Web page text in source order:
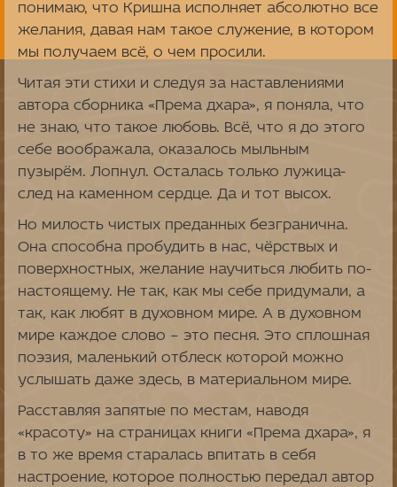
понимаю, что Кришна исполняет абсолютно все
желания, давая нам такое служение, в котором
мы получаем всё, о чем просили.
Читая эти стихи и следуя за наставлениями
автора сборника «Према дхара», я поняла, что
не знаю, что такое любовь. Всё, что я до этого
себе воображала, оказалось мыльным
пузырём. Лопнул. Осталась только лужица-
след на каменном сердце. Да и тот высох.
Но милость чистых преданных безгранична.
Она способна пробудить в нас, чёрствых и
поверхностных, желание научиться любить по-
настоящему. Не так, как мы себе придумали, а
так, как любят в духовном мире. А в духовном
мире каждое слово – это песня. Это сплошная
поэзия, маленький отблеск которой можно
услышать даже здесь, в материальном мире.
Расставляя запятые по местам, наводя
«красоту» на страницах книги «Према дхара», я
в то же время старалась впитать в себя
настроение, которое полностью передал автор